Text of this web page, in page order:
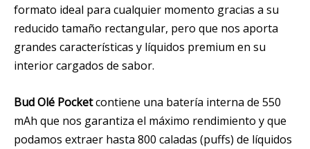
formato ideal para cualquier momento gracias a su
reducido tamaño rectangular, pero que nos aporta
grandes características y líquidos premium en su
interior cargados de sabor.
Bud Olé Pocketcontiene una batería interna de 550
mAh que nos garantiza el máximo rendimiento y que
podamos extraer hasta 800 caladas (puffs) de líquidos